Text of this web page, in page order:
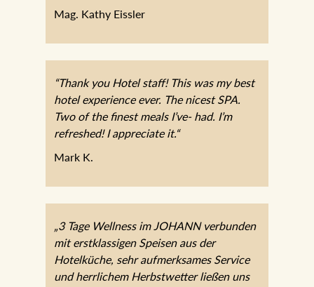
Mag. Kathy Eissler
“Thank you Hotel staff! This was my best
hotel experience ever. The nicest SPA.
Two of the finest meals I’ve- had. I’m
refreshed! I appreciate it.“
Mark K.
„3 Tage Wellness im JOHANN verbunden
mit erstklassigen Speisen aus der
Hotelküche, sehr aufmerksames Service
und herrlichem Herbstwetter ließen uns